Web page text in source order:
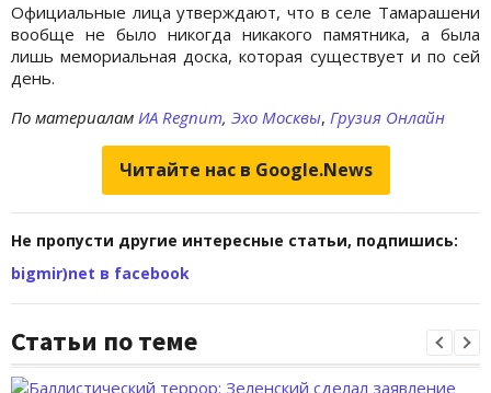
Официальные лица утверждают, что в селе Тамарашени
вообще не было никогда никакого памятника, а была
лишь мемориальная доска, которая существует и по сей
день.
По материалам ИА Regnum, Эхо Москвы, Грузия Онлайн
Читайте нас в Google.News
Не пропусти другие интересные статьи, подпишись:
bigmir)net в facebook
Статьи по теме